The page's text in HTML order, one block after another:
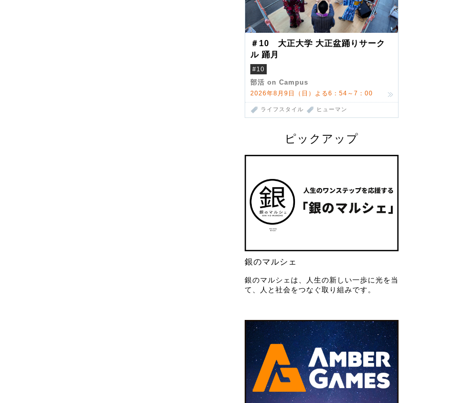
＃10 大正大学 大正盆踊りサーク
ル 踊月
#10
部活 on Campus
2026年8月9日（日）よる6：54～7：00
ライフスタイル ヒューマン
ピックアップ
銀のマルシェ
銀のマルシェは、人生の新しい一歩に光を当
て、人と社会をつなぐ取り組みです。